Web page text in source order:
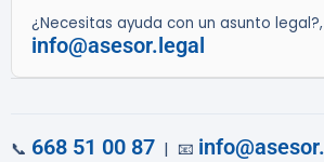
¿Necesitas ayuda con un asunto
info@asesor.legal
📞 668 51 00 87 | 📧